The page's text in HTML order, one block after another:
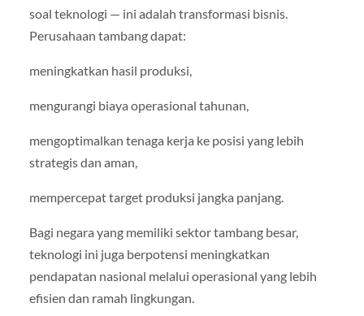
soal teknologi — ini adalah transformasi bisnis.
Perusahaan tambang dapat:
meningkatkan hasil produksi,
mengurangi biaya operasional tahunan,
mengoptimalkan tenaga kerja ke posisi yang lebih
strategis dan aman,
mempercepat target produksi jangka panjang.
Bagi negara yang memiliki sektor tambang besar,
teknologi ini juga berpotensi meningkatkan
pendapatan nasional melalui operasional yang lebih
efisien dan ramah lingkungan.